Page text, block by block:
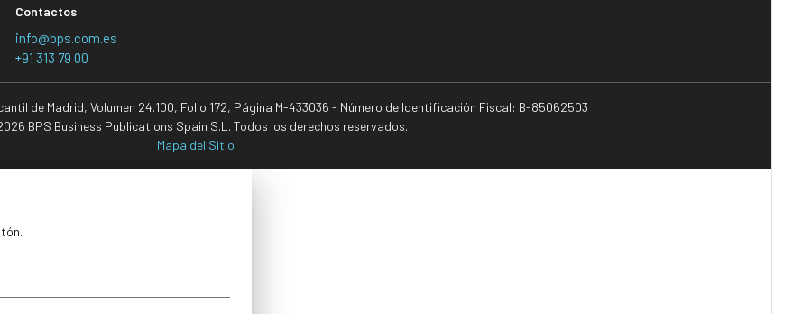
Contactos
info@bps.com.es
+91 313 79 00
de Madrid, Volumen 24.100, Folio 172, Página M-433036 - Número de Identificación Fiscal: B-85062503
BPS Business Publications Spain S.L. Todos los derechos reservados.
Mapa del Sitio